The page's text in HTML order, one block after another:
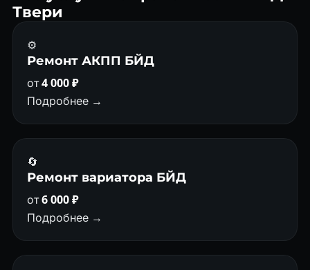
Твери
⚙️
Ремонт АКПП БЙД
от4 000 ₽
Подробнее →
🔄
Ремонт вариатора БЙД
от6 000 ₽
Подробнее →